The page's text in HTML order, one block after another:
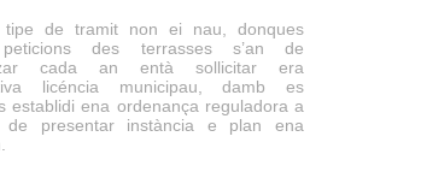
tipe de tramit non ei nau, donques
peticions des terrasses s’an de
cada an entà sollicitar era
licéncia municipau, damb es
establidi ena ordenança reguladora a
de presentar instància e plan
ena